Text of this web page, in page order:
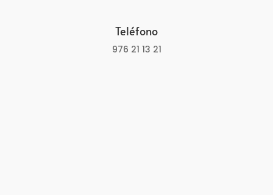
Teléfono
976 21 13 21